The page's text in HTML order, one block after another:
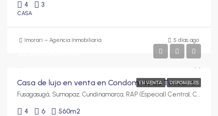
4 3
CASA
Imorari – Agencia Inmobiliaria 5 días ago
EN VENTA DISPONIBLES
Casa de lujo en venta en Condominio La Toscana | Exclusividad, confort y amplios espacios
Fusagasugá, Sumapaz, Cundinamarca, RAP (Especial) Central, Colombia
4 6 560m2